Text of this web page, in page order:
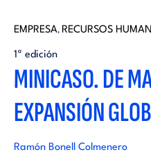
r
i
a
l
a
EMPRESA, RECURSOS
1ª edición
MINICASO. DE
EXPANSIÓN
Ramón Bonell Colmenero